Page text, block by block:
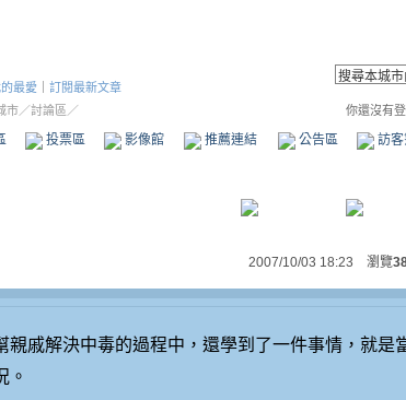
最愛
訂閱最新文章
市／討論區／ 你還沒有
投票區 影像館 推薦連結 公告區 訪客
2007/10/03 18:23 瀏覽
親戚解決中毒的過程中，還學到了一件事情，就是
。